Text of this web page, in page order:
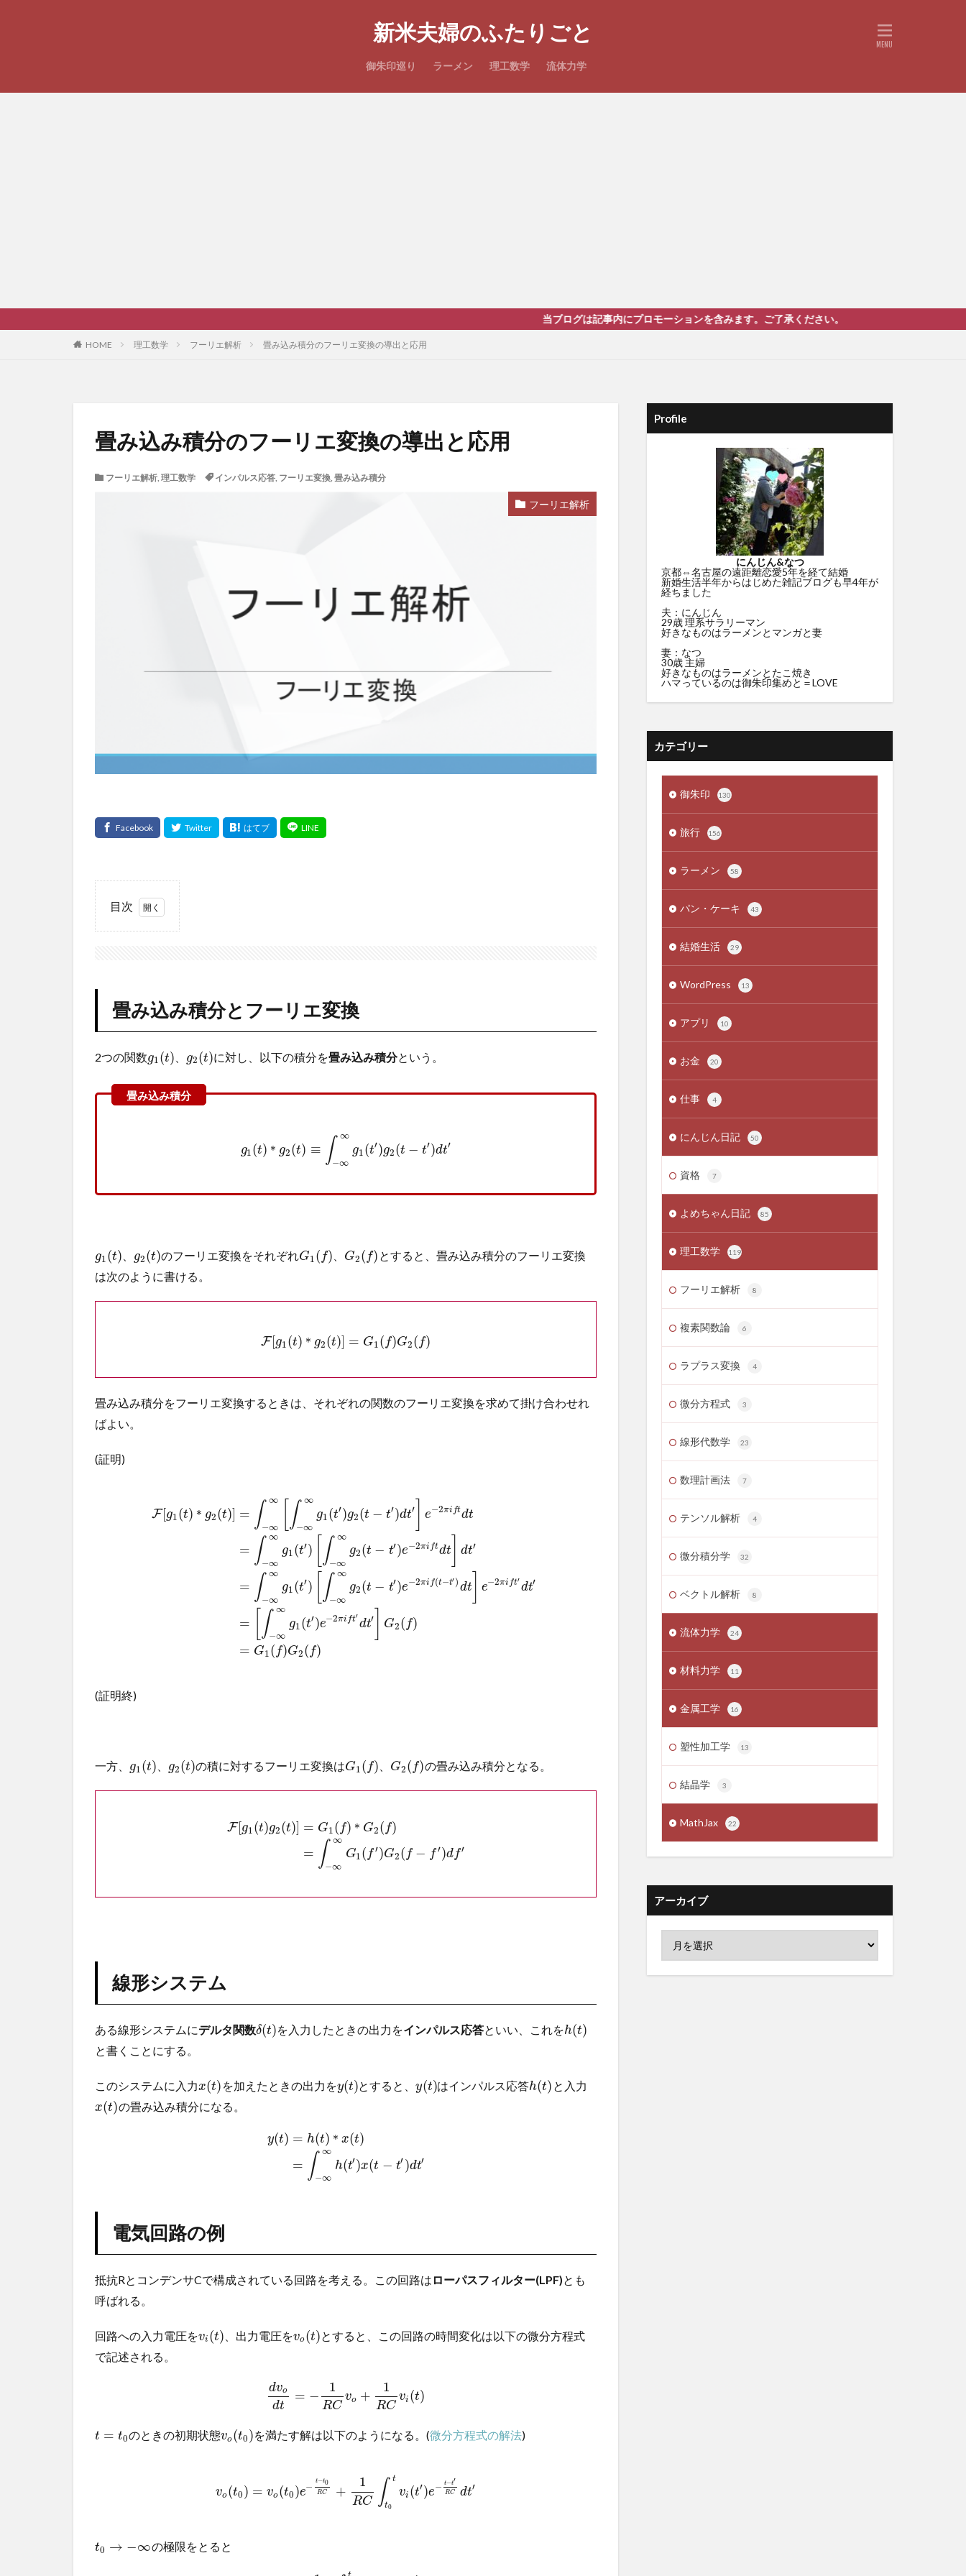
新米夫婦のふたりごと
御朱印巡り ラーメン 理工数学 流体力学
当ブログは記事内にプロモーションを含みます。ご了承ください。
HOME 理工数学 フーリエ解析 畳み込み積分のフーリエ変換の導出と応用
畳み込み積分のフーリエ変換の導出と応用
フーリエ解析, 理工数学 インパルス応答, フーリエ変換, 畳み込み積分
フーリエ解析
目次
積
分
と
ー
エ
変
シ
電
気
矩形
ス入
畳み込み積分とフーリエ変換
2つの関数g1(t) g2(t)に対し、以下の積分を畳み込み積分という。
g1(t) ＊ g2(t) ≡ ∫ ∞
−∞
g1(t′)g2(t − t′)dt′
g1(t) g2(t)のフーリエ変換をそれぞれ G1( f) G2( f) とすると、畳み込み積分のフーリエ変換
は次のように書ける。
F[g1(t) ＊ g2(t)] = G1( f)G2( f)
畳み込み積分をフーリエ変換するときは、それぞれの関数のフーリエ変換を求めて掛け合わせれ
ばよい。
(証明)
F[g1(t) ＊ g2(t)] = ∫ ∞
−∞ ∫ ∞
−∞
g1(t′)g2(t − t′)dt′ e−2πi ftdt
= ∫ ∞
−∞
g1(t′) ∫ ∞
−∞
g2(t − t′)e−2πi ftdt dt′
= ∫ ∞
−∞
g1(t′) ∫ ∞
−∞
g2(t − t′)e−2πi f(t−t′)dt e−2πi ft′
dt′
= ∫ ∞
−∞
g1(t′)e−2πi ft′
dt′ G2( f)
= G1( f)G2( f)
(証明終)
一方、 g1(t) g2(t)の積に対するフーリエ変換はG1( f) G2( f)の畳み込み積分となる。
F[g1(t)g2(t)] = G1( f) ＊ G2( f)
= ∫ ∞
−∞
G1( f′)G2( f − f′)df′
線形システム
ある線形システムにデルタ関数δ(t)を入力したときの出力をインパルス応答といい、これをh(t)
と書くことにする。
このシステムに入力x(t) を加えたときの出力をy(t)とすると、y(t)はインパルス応答h(t) と入力
x(t)の畳み込み積分になる。
y(t) = h(t) ＊x(t)
= ∫ ∞
−∞
h(t′)x(t − t′)dt′
電気回路の例
抵抗RとコンデンサCで構成されている回路を考える。この回路は ローパスフィルター(LPF) とも
呼ばれる。
回路への入力電圧をvi (t) 、出力電圧をvo (t) とすると、この回路の時間変化は以下の微分方程式
で記述される。
dvo
dt
= −
1
RC
vo +
1
RC
vi (t)
t = t0のときの初期状態vo (t0)を満たす解は以下のようになる。(微分方程式の解法)
vo (t0) = vo (t0)e−
t−t0
RC +
1
RC ∫ t
t0
vi (t′)e− t−t′
RC dt′
t0 → −∞の極限をとると
Profile
にんじん&なつ
京都⇔名古屋の遠距離恋愛5年を経て結婚
新婚生活半年からはじめた雑記ブログも早4年が
経ちました
夫：にんじん
29歳 理系サラリーマン
好きなものはラーメンとマンガと妻
妻：なつ
30歳 主婦
好きなものはラーメンとたこ焼き
ハマっているのは御朱印集めと＝LOVE
カテゴリー
御朱印 130
旅行 156
ラーメン 58
パン・ケーキ 43
結婚生活 29
WordPress 13
アプリ 10
お金 20
仕事 4
にんじん日記 50
資格 7
よめちゃん日記 85
理工数学 119
フーリエ解析 8
複素関数論 6
ラプラス変換 4
微分方程式 3
線形代数学 23
数理計画法 7
テンソル解析 4
微分積分学 32
ベクトル解析 8
流体力学 24
材料力学 11
金属工学 16
塑性加工学 13
結晶学 3
MathJax 22
アーカイブ